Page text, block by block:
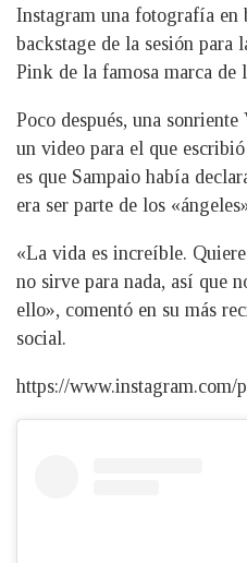
Instagram una fotografía en
backstage de la sesión para
Pink de la famosa marca de
Poco después, una
un video para el que
es que Sampaio había
era ser parte de los
«La vida es increíble.
no sirve para nada, así que
ello», comentó en su más
social.
https://